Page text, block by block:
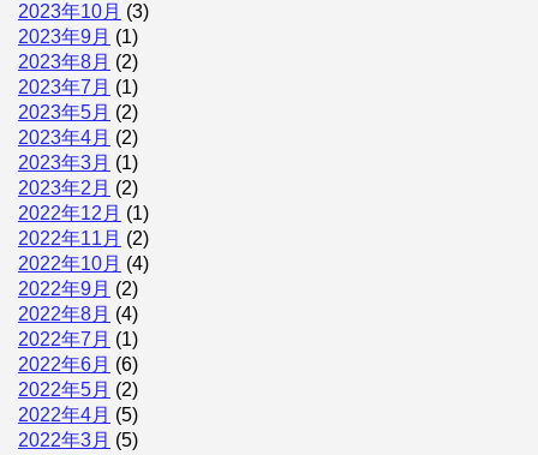
2023年10月 (3)
2023年9月 (1)
2023年8月 (2)
2023年7月 (1)
2023年5月 (2)
2023年4月 (2)
2023年3月 (1)
2023年2月 (2)
2022年12月 (1)
2022年11月 (2)
2022年10月 (4)
2022年9月 (2)
2022年8月 (4)
2022年7月 (1)
2022年6月 (6)
2022年5月 (2)
2022年4月 (5)
2022年3月 (5)